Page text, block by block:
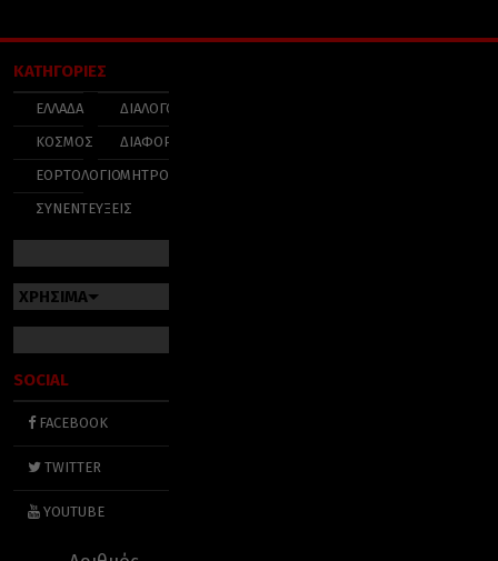
ΚΑΤΗΓΟΡΙΕΣ
ΕΛΛΑΔΑ
ΚΟΣΜΟΣ
ΕΟΡΤΟΛΟΓΙΟ
ΣΥΝΕΝΤΕΥΞΕΙΣ
ΔΙΑΛΟΓΟΣ
ΔΙΑΦΟΡΑ
ΜΗΤΡΟΠΟΛΕΙΣ
ΧΡΗΣΙΜΑ
SOCIAL
FACEBOOK
TWITTER
YOUTUBE